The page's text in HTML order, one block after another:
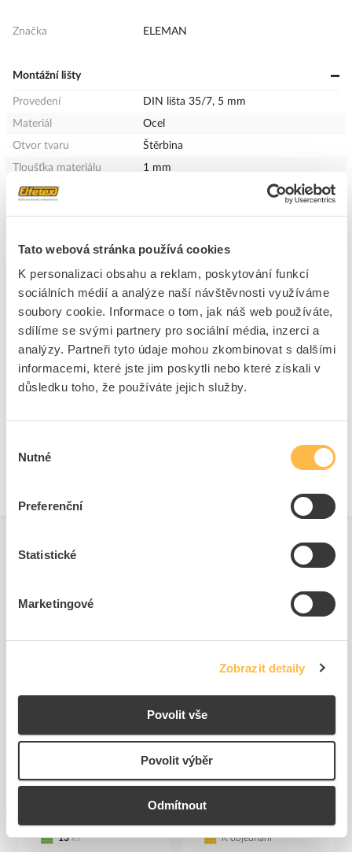
Tato webová stránka používá cookies
K personalizaci obsahu a reklam, poskytování funkcí
sociálních médií a analýze naší návštěvnosti využíváme
soubory cookie. Informace o tom, jak náš web používáte,
sdílíme se svými partnery pro sociální média, inzerci a
analýzy. Partneři tyto údaje mohou zkombinovat s dalšími
informacemi, které jste jim poskytli nebo které získali v
důsledku toho, že používáte jejich služby.
souhlasu
Nutné
Preferenční
Statistické
Marketingové
Zobrazit detaily
Povolit vše
Povolit výběr
Odmítnout
Značka ELEMAN
Montážní lišty
Provedení
DIN lišta 35/7, 5 mm
Materiál
Ocel
Otvor tvaru
Štěrbina
Tloušťka materiálu
1 mm
Délka
GPSR Details
ELEMAN spol. s r.o.
Adresa: Nádražní 344/23, 15000 Praha 5, Česká republika
E-mail:info@eleman.cz
http://eleman.cz/
Bezpečnostní dokumenty dodavatele:
dodavatele
Ke stažení
ELEMAN Elektroměr DTS
13 ks
PALADIN Hodiny spínací
170424easy Digitální ast...
4 105,53 Kč/ks
K objednání